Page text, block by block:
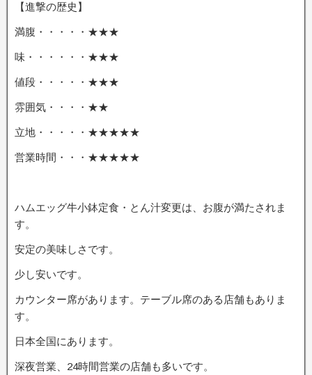
【進撃の歴史】
満腹・・・・・★★★
味・・・・・・★★★
値段・・・・・★★★
雰囲気・・・・★★
立地・・・・・★★★★★
営業時間・・・★★★★★
ハムエッグ牛小鉢定食・とん汁変更は、お腹が満たされま
す。
安定の美味しさです。
少し安いです。
カウンター席があります。テーブル席のある店舗もありま
す。
日本全国にあります。
深夜営業、24時間営業の店舗も多いです。